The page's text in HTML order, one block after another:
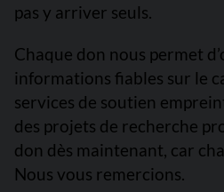
pas y arriver seuls.
Chaque don nous permet
informations fiables sur le
services de soutien
des projets de recherche
don dès maintenant, car
Nous vous remercions.